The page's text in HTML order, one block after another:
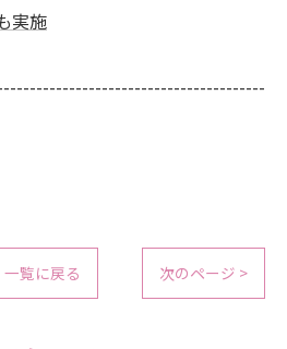
実施
一覧に戻る 次のページ >